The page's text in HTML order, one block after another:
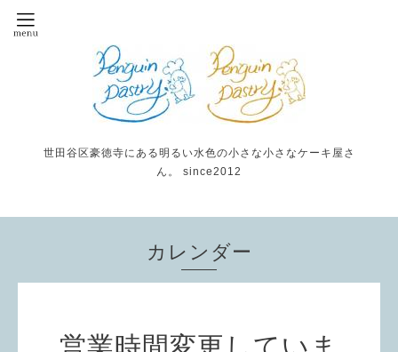
世田谷区豪徳寺にある明るい水色の小さな小さなケーキ屋さ
ん。 since2012
カレンダー